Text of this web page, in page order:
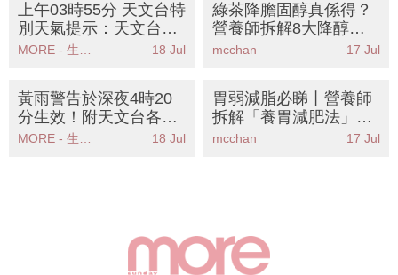
上午03時55分 天文台特
別天氣提示：天文台發
出特別天氣提示雷雨區
MORE - 生活品味 18 Jul
綠茶降膽固醇真係得？
營養師拆解8大降醇神
級食物丨附正確飲法與
mcchan 17 Jul
黃雨警告於深夜4時20
分生效！附天文台各區
雨量分佈圖
18 Jul
胃弱減脂必睇丨營養師
拆解「養胃減肥法」！
8大溫和食物食住瘦告
mcchan 17 Jul